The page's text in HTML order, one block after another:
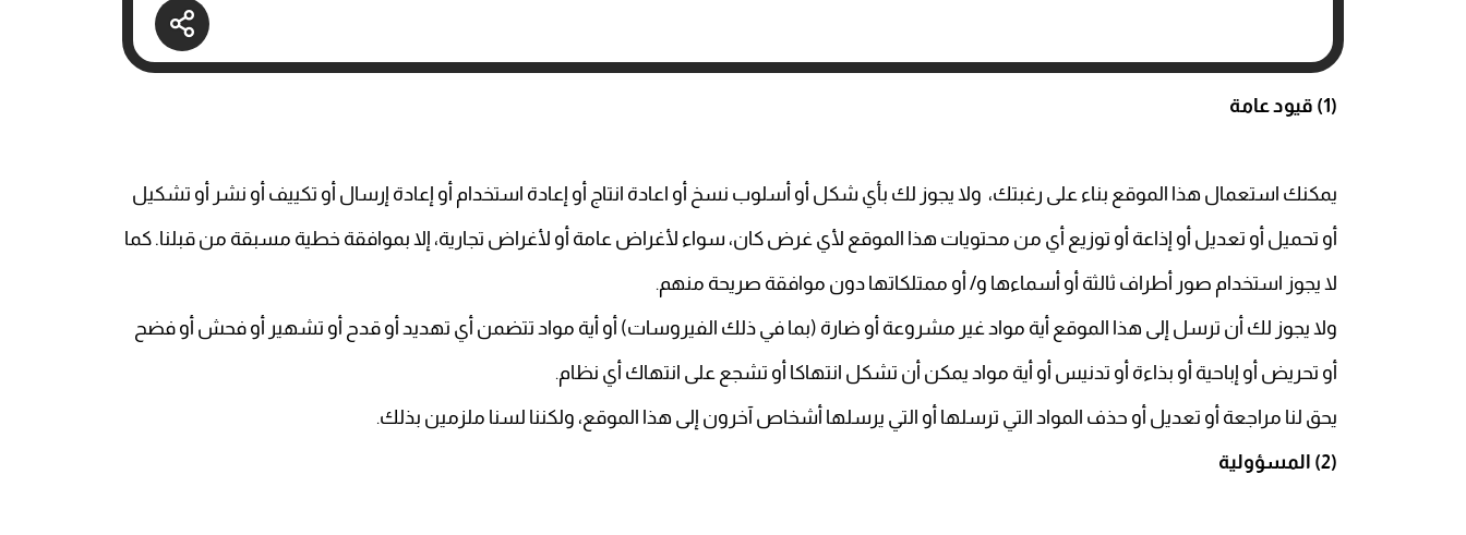
(1) قيود عامة
يمكنك استعمال هذا الموقع بناء على رغبتك، ولا يجوز لك بأي شكل أو أسلوب نسخ أو اعادة انتاج أو إعادة استخدام أو إعادة إرسال أو تكييف أو نشر أو تشكيل
أو تحميل أو تعديل أو إذاعة أو توزيع أي من محتويات هذا الموقع لأي غرض كان، سواء لأغراض عامة أو لأغراض تجارية، إلا بموافقة خطية مسبقة من قبلنا. كما
لا يجوز استخدام صور أطراف ثالثة أو أسماءها و/ أو ممتلكاتها دون موافقة صريحة منهم.
ولا يجوز لك أن ترسل إلى هذا الموقع أية مواد غير مشروعة أو ضارة (بما في ذلك الفيروسات) أو أية مواد تتضمن أي تهديد أو قدح أو تشهير أو فحش أو فضح
أو تحريض أو إباحية أو بذاءة أو تدنيس أو أية مواد يمكن أن تشكل انتهاكا أو تشجع على انتهاك أي نظام.
يحق لنا مراجعة أو تعديل أو حذف المواد التي ترسلها أو التي يرسلها أشخاص آخرون إلى هذا الموقع، ولكننا لسنا ملزمين بذلك.
(2) المسؤولية